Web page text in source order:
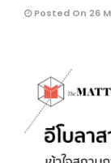
Posted On 26